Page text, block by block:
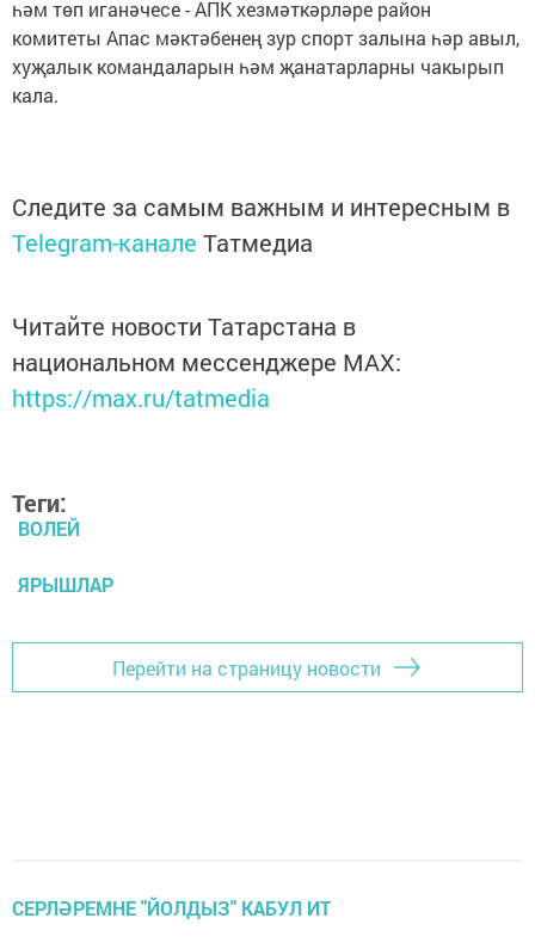
һәм төп иганәчесе - АПК хезмәткәрләре район
комитеты Апас мәктәбенең зур спорт залына һәр авыл,
хуҗалык командаларын һәм җанатарларны чакырып
кала.
Следите за самым важным и интересным в
Telegram-канале Татмедиа
Читайте новости Татарстана в
национальном мессенджере MАХ:
https://max.ru/tatmedia
Теги:
ВОЛЕЙ
ЯРЫШЛАР
Перейти на страницу новости
СЕРЛӘРЕМНЕ "ЙОЛДЫЗ" КАБУЛ ИТ